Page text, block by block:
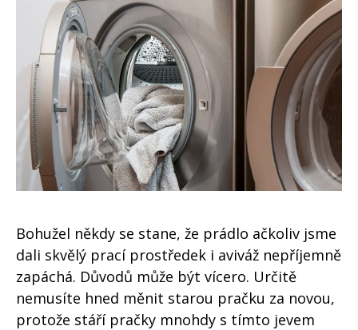
Bohužel někdy se stane, že prádlo ačkoliv jsme
dali skvělý prací prostředek i aviváž nepříjemně
zapáchá. Důvodů může být vícero. Určitě
nemusíte hned měnit starou pračku za novou,
protože stáří pračky mnohdy s tímto jevem